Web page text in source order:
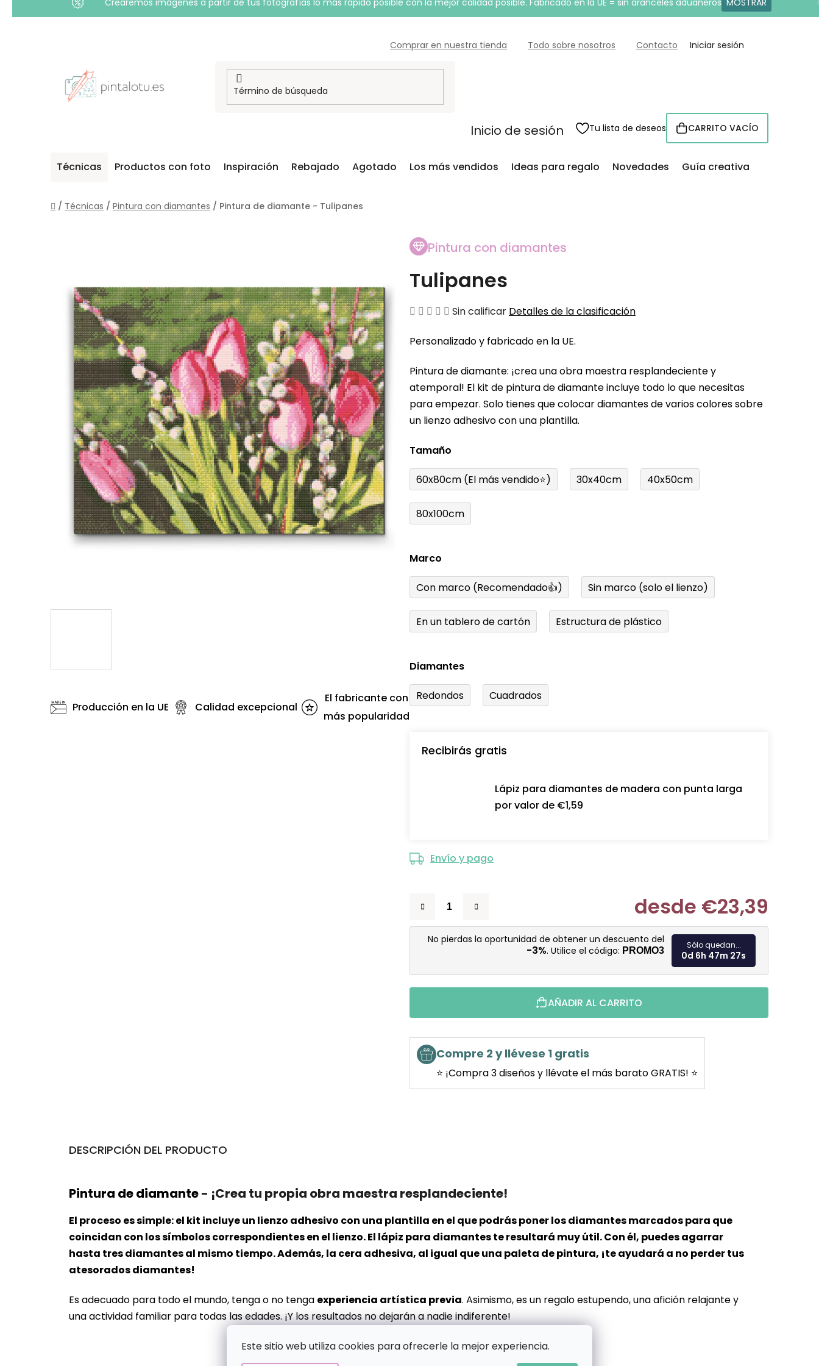
Este sitio web utiliza cookies para ofrecerle la mejor experiencia.
Crearemos imágenes a partir de tus fotografías lo más rápido posible con la mejor calidad posible. Fabricado en la UE = sin aranceles aduaneros MOSTRAR
Comprar en nuestra tienda Todo sobre nosotros Contacto Iniciar sesión
Inicio de sesión Tu lista de deseos CESTA
CARRITO VACÍO
Técnicas Productos con foto Inspiración Rebajado Agotado Los más vendidos Ideas para regalo Novedades Guía creativa
Inicio
/ Técnicas / Pintura con diamantes / Pintura de diamante - Tulipanes
Pintura con diamantes
Tulipanes
La
media
producto
es
de
0,0
estrellas.
Sin calificar Detalles de la clasificación
Personalizado y fabricado en la UE.
Pintura de diamante: ¡crea una obra maestra resplandeciente y
atemporal! El kit de pintura de diamante incluye todo lo que necesitas
para empezar. Solo tienes que colocar diamantes de varios colores sobre
un lienzo adhesivo con una plantilla.
Tamaño
60x80cm (El más vendido⭐) 30x40cm 40x50cm
80x100cm
Marco
Con marco (Recomendado👍) Sin marco (solo el lienzo)
En un tablero de cartón Estructura de plástico
Diamantes
Redondos Cuadrados
Recibirás gratis
Lápiz para diamantes de madera con punta larga
por valor de €1,59
Envío y pago
desde €23,39
Medir
No pierdas la oportunidad de obtener un descuento del
-3%. Utilice el código: PROMO3
Sólo quedan...
0d 6h 47m 26s
AÑADIR AL CARRITO
Compre 2 y llévese 1 gratis
⭐ ¡Compra 3 diseños y llévate el más barato GRATIS! ⭐
Producción en la UE Calidad excepcional
El fabricante con
más popularidad
DESCRIPCIÓN DEL PRODUCTO
Pintura de diamante- ¡Crea tu propia obra maestra resplandeciente!
El proceso es simple: el kit incluye un lienzo adhesivo con una plantilla en el que podrás poner los diamantes marcados para que
coincidan con los símbolos correspondientes en el lienzo. El lápiz para diamantes te resultará muy útil. Con él, puedes agarrar
hasta tres diamantes al mismo tiempo. Además, la cera adhesiva, al igual que una paleta de pintura, ¡te ayudará a no perder tus
atesorados diamantes!
Es adecuado para todo el mundo, tenga o no tenga experiencia artística previa. Asimismo, es un regalo estupendo, una afición relajante y
una actividad familiar para todas las edades. ¡Y los resultados no dejarán a nadie indiferente!